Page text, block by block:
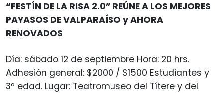
“FESTÍN DE LA RISA 2.0” REÚNE A LOS MEJORES
PAYASOS DE VALPARAÍSO y AHORA
RENOVADOS
Día: sábado 12 de septiembre Hora: 20 hrs.
Adhesión general: $2000 / $1500 Estudiantes y
3ª edad. Lugar: Teatromuseo del Títere y del